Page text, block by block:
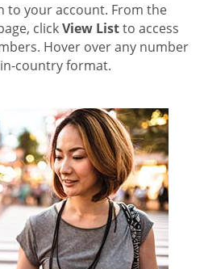
to your account. From the
clickView Listto access
Hover over any number
country format.